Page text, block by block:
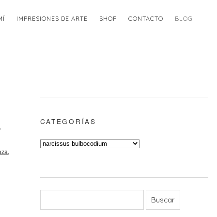
IMPRESIONES DE ARTE SHOP CONTACTO BLOG
,
CATEGORÍAS